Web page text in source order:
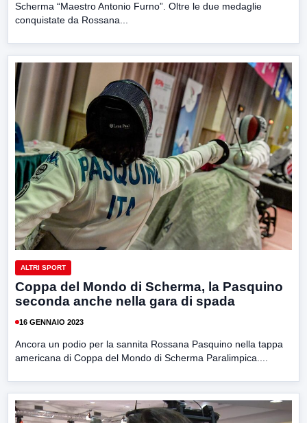
Scherma “Maestro Antonio Furno”. Oltre le due medaglie
conquistate da Rossana...
ALTRI SPORT
Coppa del Mondo di Scherma, la Pasquino
seconda anche nella gara di spada
16 GENNAIO 2023
Ancora un podio per la sannita Rossana Pasquino nella tappa
americana di Coppa del Mondo di Scherma Paralimpica....